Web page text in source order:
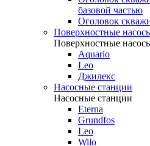
базовой частью
Оголовок
Поверхностные
Поверхностные
Aquario
Leo
Джилекс
Насосные станции
Насосные станции
Eterna
Grundfos
Leo
Wilo